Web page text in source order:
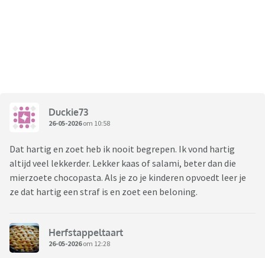
Duckie73
26-05-2026om 10:58
Dat hartig en zoet heb ik nooit begrepen. Ik vond hartig
altijd veel lekkerder. Lekker kaas of salami, beter dan die
mierzoete chocopasta. Als je zo je kinderen opvoedt leer je
ze dat hartig een straf is en zoet een beloning.
Herfstappeltaart
26-05-2026om 12:28